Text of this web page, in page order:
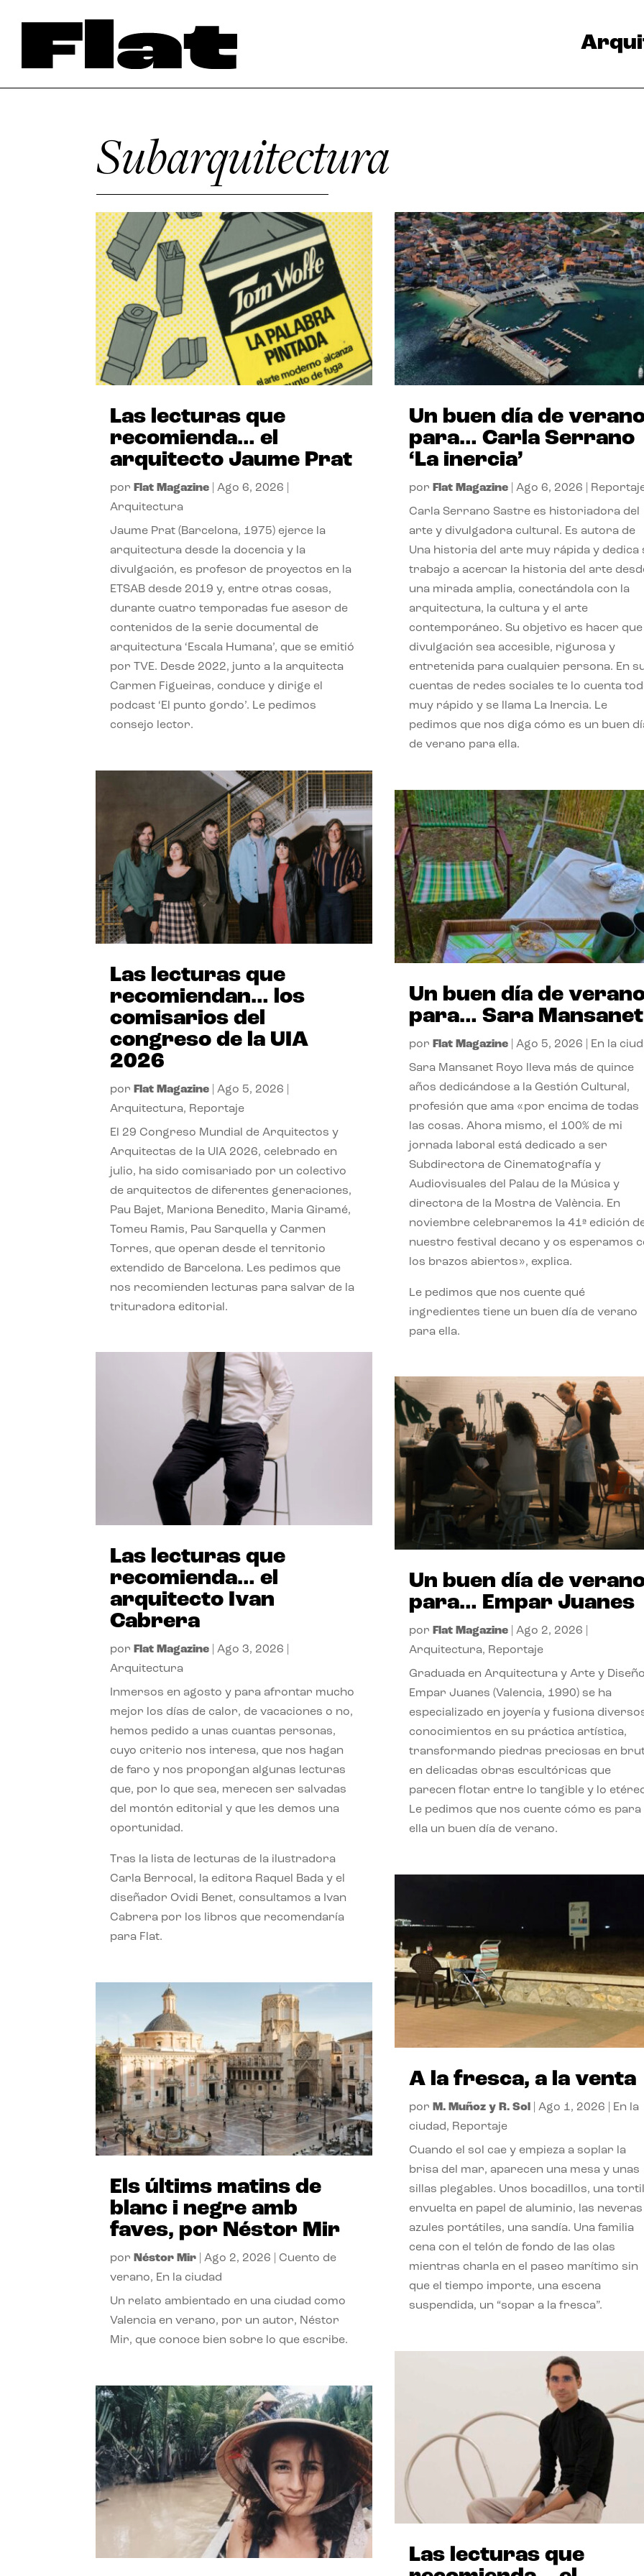
Subarquitectura
Las lecturas que
recomienda… el
arquitecto Jaume Prat
por Flat Magazine |Ago 6, 2026
Arquitectura
Jaume Prat (Barcelona, 1975) ejerce la
arquitectura desde la docencia y la
divulgación, es profesor de proyectos en la
ETSAB desde 2019 y, entre otras cosas,
durante cuatro temporadas fue asesor de
contenidos de la serie documental de
arquitectura ‘Escala Humana’, que se emitió
por TVE. Desde 2022, junto a la arquitecta
Carmen Figueiras, conduce y dirige el
podcast ‘El punto gordo’. Le pedimos
consejo lector.
Las lecturas que
recomiendan… los
comisarios del
congreso de la UIA
2026
por Flat Magazine |Ago 5, 2026
Arquitectura, Reportaje
El 29 Congreso Mundial de Arquitectos y
Arquitectas de la UIA 2026, celebrado en
julio, ha sido comisariado por un colectivo
de arquitectos de diferentes generaciones,
Pau Bajet, Mariona Benedito, Maria Giramé,
Tomeu Ramis, Pau Sarquella y Carmen
Torres, que operan desde el territorio
extendido de Barcelona. Les pedimos que
nos recomienden lecturas para salvar de la
trituradora editorial.
Las lecturas que
recomienda… el
arquitecto Ivan
Cabrera
por Flat Magazine |Ago 3, 2026
Arquitectura
Inmersos en agosto y para afrontar mucho
mejor los días de calor, de vacaciones o no,
hemos pedido a unas cuantas personas,
cuyo criterio nos interesa, que nos hagan
de faro y nos propongan algunas lecturas
que, por lo que sea, merecen ser salvadas
del montón editorial y que les demos una
oportunidad.
Tras la lista de lecturas de la ilustradora
Carla Berrocal, la editora Raquel Bada y el
diseñador Ovidi Benet, consultamos a Ivan
Cabrera por los libros que recomendaría
para Flat.
Els últims matins de
blanc i negre amb
faves, por Néstor Mir
por Néstor Mir |Ago 2, 2026 |Cuento de
verano, En la ciudad
Un relato ambientado en una ciudad como
Valencia en verano, por un autor, Néstor
Mir, que conoce bien sobre lo que escribe.
Un buen día de
para… Carla Serrano
‘La inercia’
por Flat Magazine| Ago 6, 2026
Carla Serrano Sastre es historiadora del
arte y divulgadora cultural. Es autora de
Una historia del arte muy rápida y dedica
trabajo a acercar la historia del arte
una mirada amplia, conectándola con la
arquitectura, la cultura y el arte
contemporáneo. Su objetivo es hacer que
divulgación sea accesible, rigurosa y
entretenida para cualquier persona. En
cuentas de redes sociales te lo cuenta
muy rápido y se llama La Inercia. Le
pedimos que nos diga cómo es un buen
de verano para ella.
Un buen día de
para… Sara Mansanet
por Flat Magazine| Ago 5, 2026 En la
Sara Mansanet Royo lleva más de quince
años dedicándose a la Gestión Cultural,
profesión que ama «por encima de todas
las cosas. Ahora mismo, el 100% de mi
jornada laboral está dedicado a ser
Subdirectora de Cinematografía y
Audiovisuales del Palau de la Música y
directora de la Mostra de València. En
noviembre celebraremos la 41ª edición
nuestro festival decano y os esperamos
los brazos abiertos», explica.
Le pedimos que nos cuente qué
ingredientes tiene un buen día de verano
para ella.
Un buen día de
para… Empar Juanes
por Flat Magazine| Ago 2, 2026
Arquitectura, Reportaje
Graduada en Arquitectura y Arte y
Empar Juanes (Valencia, 1990) se ha
especializado en joyería y fusiona
conocimientos en su práctica artística,
transformando piedras preciosas en
en delicadas obras escultóricas que
parecen flotar entre lo tangible y lo
Le pedimos que nos cuente cómo es para
ella un buen día de verano.
A la fresca, a la venta
por M. Muñoz y R. Sol Ago 1, 2026
En la
ciudad, Reportaje
Cuando el sol cae y empieza a soplar la
brisa del mar, aparecen una mesa y unas
sillas plegables. Unos bocadillos, una
envuelta en papel de aluminio, las neveras
azules portátiles, una sandía. Una familia
cena con el telón de fondo de las olas
mientras charla en el paseo marítimo sin
que el tiempo importe, una escena
suspendida, un “sopar a la fresca”.
Las lecturas que